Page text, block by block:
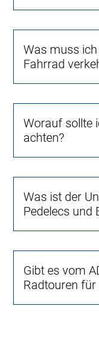
Was muss
Fahrrad
Worauf sollte
achten?
Was ist der
Pedelecs und
Gibt es vom
Radtouren für